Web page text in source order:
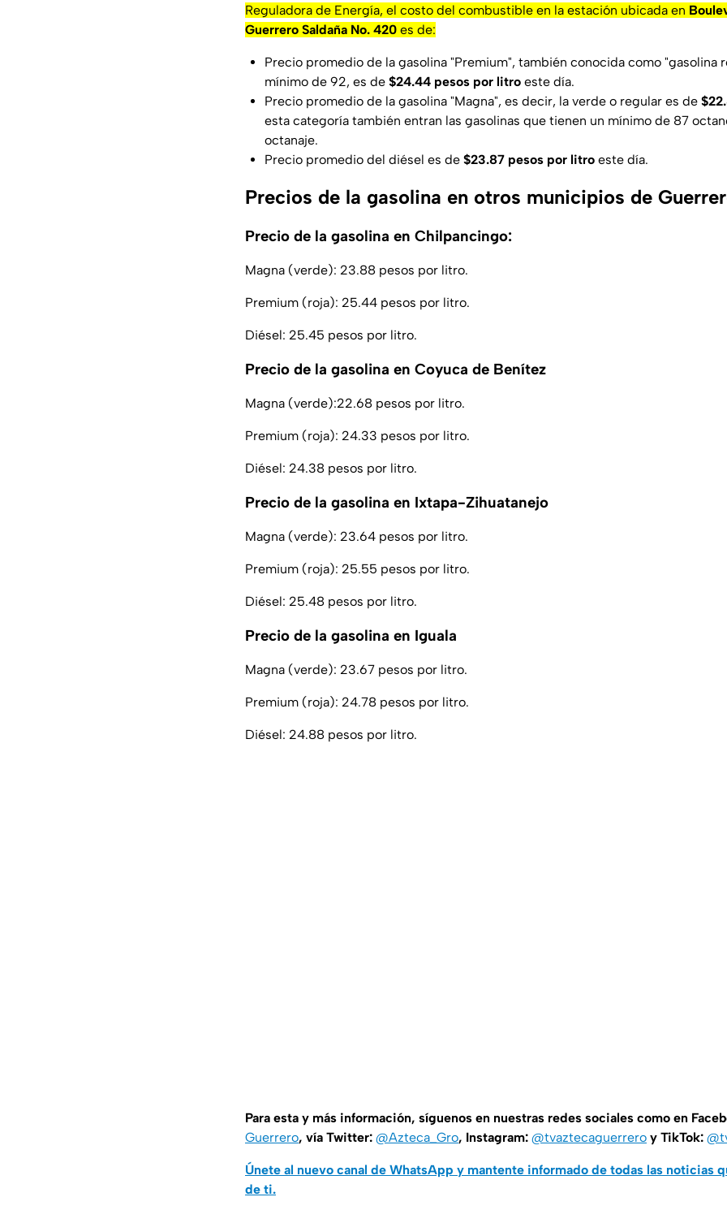
Reguladora de Energía, el costo del combustible en la estación ubicada en
Guerrero Saldaña No. 420 es de:
Precio promedio de la gasolina "Premium", también conocida como "gasolina
mínimo de 92, es de $24.44 pesos por litro este día.
Precio promedio de la gasolina "Magna", es decir, la verde o regular es de
esta categoría también entran las gasolinas que tienen un mínimo de 87
octanaje.
Precio promedio del diésel es de $23.87 pesos por litro este día.
Precios de la gasolina en otros municipios de
Precio de la gasolina en Chilpancingo:
Magna (verde): 23.88 pesos por litro.
Premium (roja): 25.44 pesos por litro.
Diésel: 25.45 pesos por litro.
Precio de la gasolina en Coyuca de Benítez
Magna (verde):22.68 pesos por litro.
Premium (roja): 24.33 pesos por litro.
Diésel: 24.38 pesos por litro.
Precio de la gasolina en Ixtapa-Zihuatanejo
Magna (verde): 23.64 pesos por litro.
Premium (roja): 25.55 pesos por litro.
Diésel: 25.48 pesos por litro.
Precio de la gasolina en Iguala
Magna (verde): 23.67 pesos por litro.
Premium (roja): 24.78 pesos por litro.
Diésel: 24.88 pesos por litro.
Para esta y más información, síguenos en nuestras redes sociales como en
Guerrero, vía Twitter: @Azteca_Gro, Instagram: @tvaztecaguerrero y TikTok:
Únete al nuevo canal de WhatsApp y mantente informado de todas las noticias
de ti.